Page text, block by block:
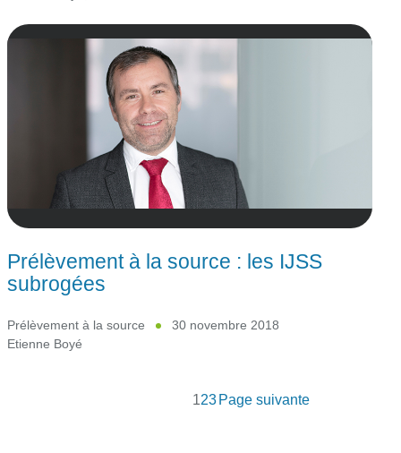
Prélèvement à la source : les IJSS
subrogées
Prélèvement à la source
30 novembre 2018
Etienne Boyé
123Page suivante